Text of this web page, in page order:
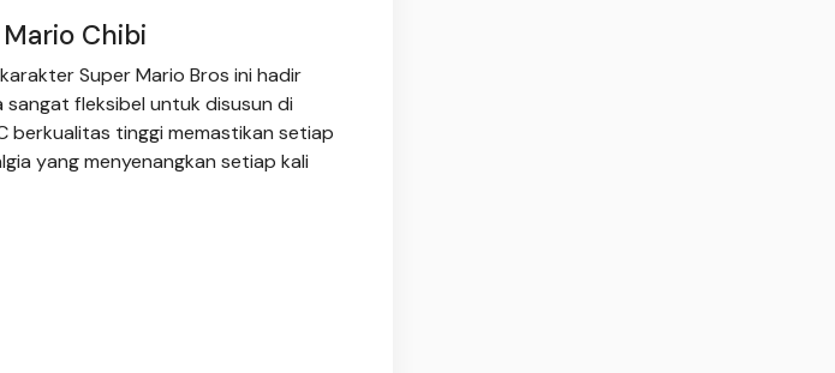
Chibi
Super Mario Bros ini hadir
fleksibel untuk disusun di
berkualitas tinggi memastikan setiap
yang menyenangkan setiap kali